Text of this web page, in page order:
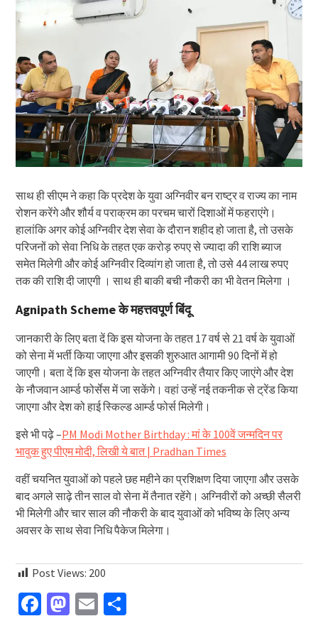
साथ ही सीएम ने कहा कि प्रदेश के युवा अग्निवीर बन राष्ट्र व राज्य का नाम
रोशन करेंगे और शौर्य व पराक्रम का परचम चारों दिशाओं में फहराएंगे।
हालांकि अगर कोई अग्निवीर देश सेवा के दौरान शहीद हो जाता है, तो उसके
परिजनों को सेवा निधि के तहत एक करोड़ रुपए से ज्यादा की राशि ब्याज
समेत मिलेगी और कोई अग्निवीर दिव्यांग हो जाता है, तो उसे 44 लाख रुपए
तक की राशि दी जाएगी । साथ ही बाकी बची नौकरी का भी वेतन मिलेगा ।
Agnipath Schemeके महत्तवपूर्ण बिंदू
जानकारी के लिए बता दें कि इस योजना के तहत 17 वर्ष से 21 वर्ष के युवाओं
को सेना में भर्ती किया जाएगा और इसकी शुरुआत आगामी 90 दिनों में हो
जाएगी। बता दें कि इस योजना के तहत अग्निवीर तैयार किए जाएंगे और देश
के नौजवान आर्म्ड फोर्सेस में जा सकेंगे। वहां उन्हें नई तकनीक से ट्रेंड किया
जाएगा और देश को हाई स्किल्ड आर्म्ड फोर्स मिलेगी।
इसे भी पढ़े –PM Modi Mother Birthday : मां के 100वें जन्मदिन पर
भावुक हुए पीएम मोदी, लिखी ये बात | Pradhan Times
वहीं चयनित युवाओं को पहले छह महीने का प्रशिक्षण दिया जाएगा और उसके
बाद अगले साढ़े तीन साल वो सेना में तैनात रहेंगे। अग्निवीरों को अच्छी सैलरी
भी मिलेगी और चार साल की नौकरी के बाद युवाओं को भविष्य के लिए अन्य
अवसर के साथ सेवा निधि पैकेज मिलेगा।
Post Views: 200
Facebook
Mastodon
EmailShare